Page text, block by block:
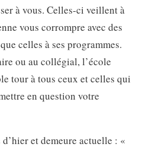
à vous. Celles-ci veillent à
vous corrompre avec des
celles à ses programmes.
ou au collégial, l’école
tour à tous ceux et celles qui
en question votre
et demeure actuelle : «